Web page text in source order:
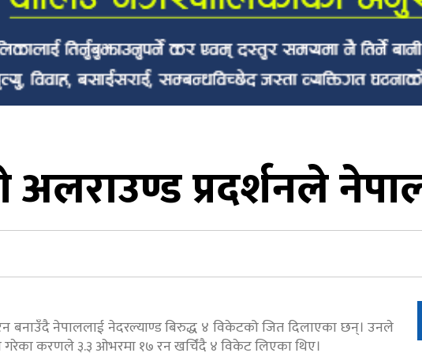
प्रदर्शनले
नेपाललाई नेदरल्याण्ड बिरुद्ध ४ विकेटको जित दिलाएका छन्। उनले
गरेका करणले ३.३ ओभरमा १७ रन खर्चिंदै ४ विकेट लिएका थिए।